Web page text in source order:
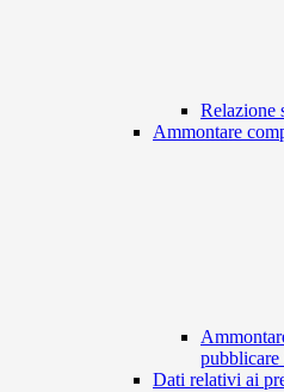
Relazione
Ammontare
Dati relativi ai